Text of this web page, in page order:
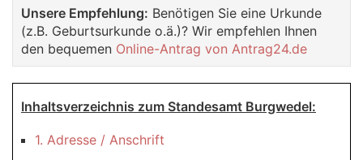
Unsere Empfehlung: Benötigen Sie eine Urkunde
(z.B. Geburtsurkunde o.ä.)? Wir empfehlen Ihnen
den bequemen Online-Antrag von Antrag24.de
Inhaltsverzeichnis zum Standesamt Burgwedel:
1. Adresse / Anschrift